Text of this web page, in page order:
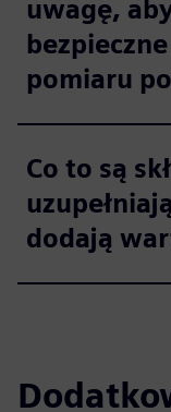
uwagę,
pomiaru
Co to są
dodają